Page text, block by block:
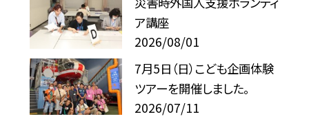
ア講座
2026/08/01
7月5日（日）こども企画体験
ツアーを開催しました。
2026/07/11